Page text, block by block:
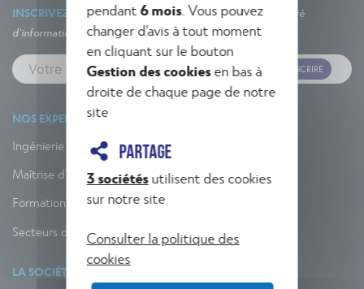
INSCRIVEZ-VOUS À NOTRE NEWSLETTER
Un concentré
d'informations et d'actualités !
M'INSCRIRE
NOS EXPERTISES
Ingénierie
Maîtrise d'œuvre
Formation
Secteurs d'activité
LA SOCIÉTÉ
pendant6 mois. Vous pouvez
changer d'avis à tout moment
en cliquant sur le bouton
Gestion des cookiesen bas à
droite de chaque page de notre
site
PARTAGE
3 sociétésutilisent des cookies
sur notre site
Consulter la politique des
cookies